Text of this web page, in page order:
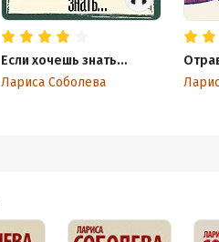
Если хочешь знать…
Лариса Соболева